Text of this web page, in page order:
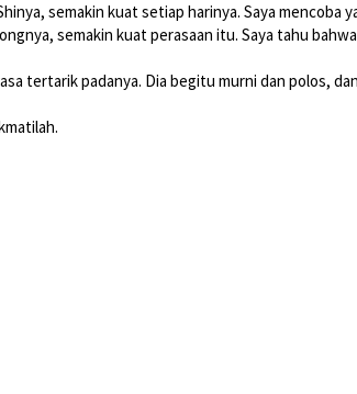
semakin kuat setiap harinya. Saya
semakin kuat perasaan itu. Saya tahu
tertarik padanya. Dia begitu murni dan polos,